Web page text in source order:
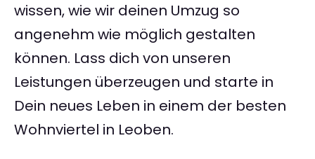
wissen, wie wir deinen Umzug so
angenehm wie möglich gestalten
können. Lass dich von unseren
Leistungen überzeugen und starte in
Dein neues Leben in einem der besten
Wohnviertel in Leoben.